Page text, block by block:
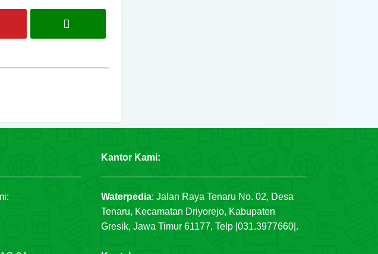
Kantor Kami:
Waterpedia:Jalan Raya Tenaru No. 02, Desa
Tenaru, Kecamatan Driyorejo, Kabupaten
Gresik, Jawa Timur 61177, Telp |031.3977660|.